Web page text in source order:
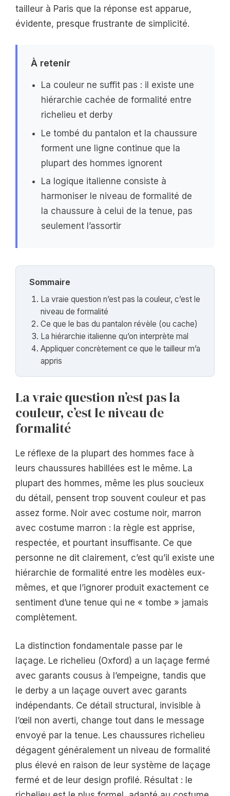
tailleur à Paris que la réponse est apparue,
évidente, presque frustrante de simplicité.
À retenir
La couleur ne suffit pas : il existe une
hiérarchie cachée de formalité entre
richelieu et derby
Le tombé du pantalon et la chaussure
forment une ligne continue que la
plupart des hommes ignorent
La logique italienne consiste à
harmoniser le niveau de formalité de
la chaussure à celui de la tenue, pas
seulement l’assortir
Sommaire
La vraie question n’est pas la couleur, c’est le
niveau de formalité
Ce que le bas du pantalon révèle (ou cache)
La hiérarchie italienne qu’on interprète mal
Appliquer concrètement ce que le tailleur m’a
appris
La vraie question n’est pas la
couleur, c’est le niveau de
formalité
Le réflexe de la plupart des hommes face à
leurs chaussures habillées est le même. La
plupart des hommes, même les plus soucieux
du détail, pensent trop souvent couleur et pas
assez forme. Noir avec costume noir, marron
avec costume marron : la règle est apprise,
respectée, et pourtant insuffisante. Ce que
personne ne dit clairement, c’est qu’il existe une
hiérarchie de formalité entre les modèles eux-
mêmes, et que l’ignorer produit exactement ce
sentiment d’une tenue qui ne « tombe » jamais
complètement.
La distinction fondamentale passe par le
laçage. Le richelieu (Oxford) a un laçage fermé
avec garants cousus à l’empeigne, tandis que
le derby a un laçage ouvert avec garants
indépendants. Ce détail structural, invisible à
l’œil non averti, change tout dans le message
envoyé par la tenue. Les chaussures richelieu
dégagent généralement un niveau de formalité
plus élevé en raison de leur système de laçage
fermé et de leur design profilé. Résultat : le